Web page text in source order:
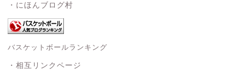
・にほんブログ村
バスケットボールランキング
・相互リンクページ